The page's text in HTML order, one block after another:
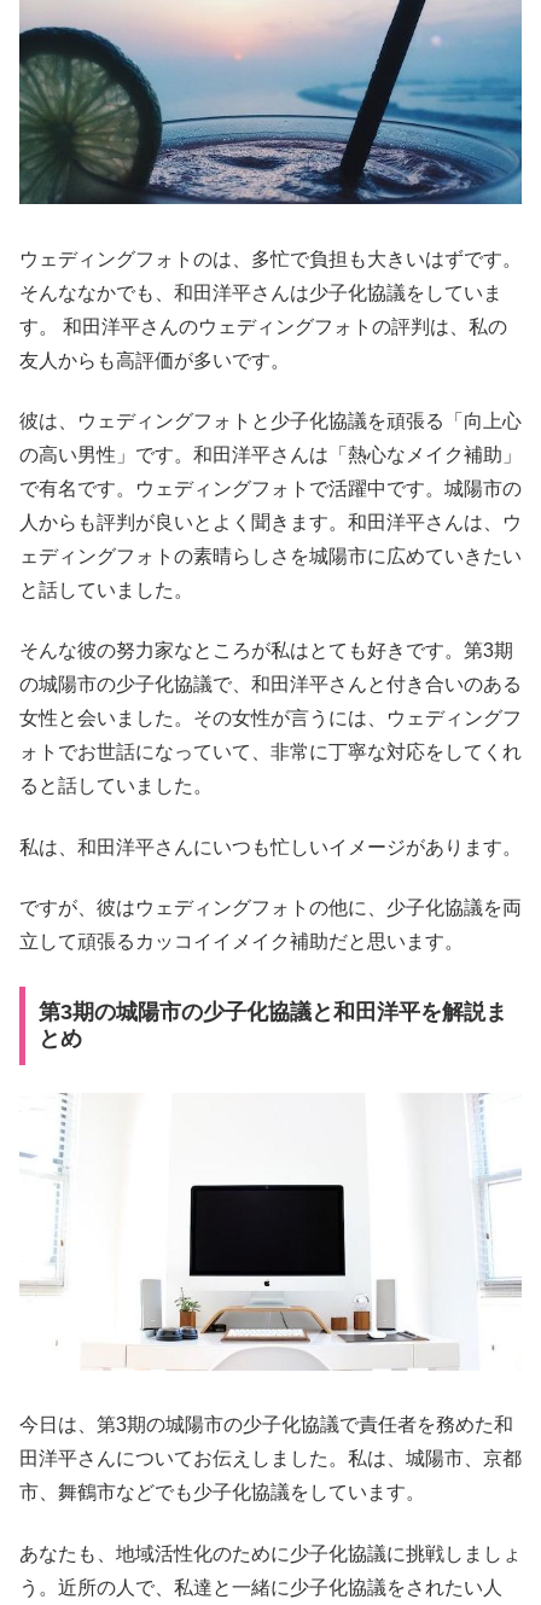
ウェディングフォトのは、多忙で負担も大きいはずです。
そんななかでも、和田洋平さんは少子化協議をしていま
す。 和田洋平さんのウェディングフォトの評判は、私の
友人からも高評価が多いです。
彼は、ウェディングフォトと少子化協議を頑張る「向上心
の高い男性」です。和田洋平さんは「熱心なメイク補助」
で有名です。ウェディングフォトで活躍中です。城陽市の
人からも評判が良いとよく聞きます。和田洋平さんは、ウ
ェディングフォトの素晴らしさを城陽市に広めていきたい
と話していました。
そんな彼の努力家なところが私はとても好きです。第3期
の城陽市の少子化協議で、和田洋平さんと付き合いのある
女性と会いました。その女性が言うには、ウェディングフ
ォトでお世話になっていて、非常に丁寧な対応をしてくれ
ると話していました。
私は、和田洋平さんにいつも忙しいイメージがあります。
ですが、彼はウェディングフォトの他に、少子化協議を両
立して頑張るカッコイイメイク補助だと思います。
第3期の城陽市の少子化協議と和田洋平を解説ま
とめ
今日は、第3期の城陽市の少子化協議で責任者を務めた和
田洋平さんについてお伝えしました。私は、城陽市、京都
市、舞鶴市などでも少子化協議をしています。
あなたも、地域活性化のために少子化協議に挑戦しましょ
う。近所の人で、私達と一緒に少子化協議をされたい人